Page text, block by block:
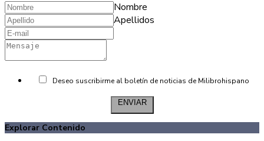
Nombre
Apellidos
Deseo suscribirme al boletín de noticias de Milibrohispano
ENVIAR
Explorar Contenido